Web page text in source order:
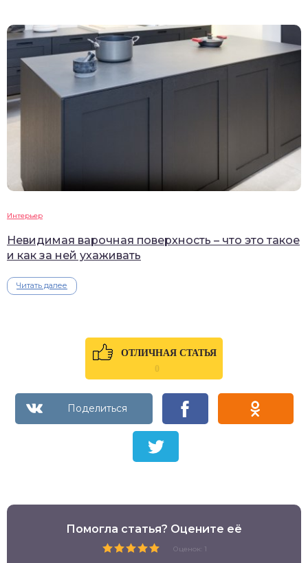
Интерьер
Невидимая варочная поверхность – что это такое
и как за ней ухаживать
Читать далее
ОТЛИЧНАЯ СТАТЬЯ
0
Помогла статья? Оцените её
Оценок: 1